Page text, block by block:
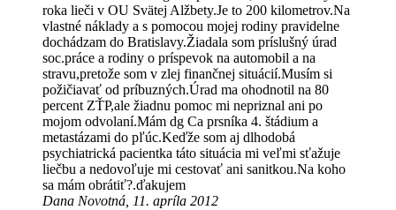
roka lieči v OU Svätej Alžbety.Je to 200 kilometrov.Na
vlastné náklady a s pomocou mojej rodiny pravidelne
dochádzam do Bratislavy.Žiadala som príslušný úrad
soc.práce a rodiny o príspevok na automobil a na
stravu,pretože som v zlej finančnej situácií.Musím si
požičiavať od príbuzných.Úrad ma ohodnotil na 80
percent ZŤP,ale žiadnu pomoc mi nepriznal ani po
mojom odvolaní.Mám dg Ca prsníka 4. štádium a
metastázami do pľúc.Keďže som aj dlhodobá
psychiatrická pacientka táto situácia mi veľmi sťažuje
liečbu a nedovoľuje mi cestovať ani sanitkou.Na koho
sa mám obrátiť?.ďakujem
Dana Novotná, 11. apríla 2012